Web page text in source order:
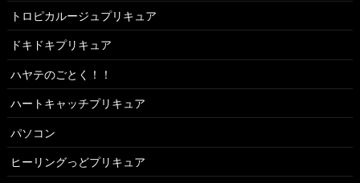
トロピカルージュプリキュア
ドキドキプリキュア
ハヤテのごとく！！
ハートキャッチプリキュア
パソコン
ヒーリングっどプリキュア